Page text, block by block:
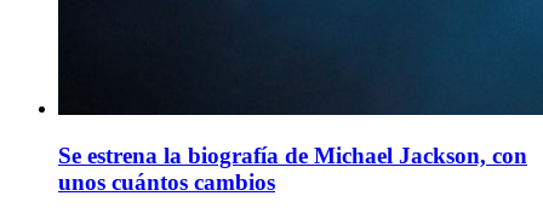
Se estrena la biografía de Michael Jackson, con
unos cuántos cambios